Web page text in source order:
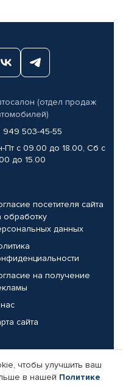
(отдел продаж
949 503-45-55
Пт с 09.00 до 18.00, Сб с
до 15.00
посетителя сайта
обработку
данных
на получение
сайта
чтобы улучшить ваш
в нашей Политике